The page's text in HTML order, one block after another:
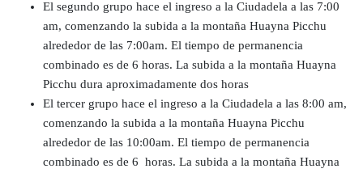
El segundo grupo hace el ingreso a la Ciudadela a las 7:00
am, comenzando la subida a la montaña Huayna Picchu
alrededor de las 7:00am. El tiempo de permanencia
combinado es de 6 horas. La subida a la montaña Huayna
Picchu dura aproximadamente dos horas
El tercer grupo hace el ingreso a la Ciudadela a las 8:00 am,
comenzando la subida a la montaña Huayna Picchu
alrededor de las 10:00am. El tiempo de permanencia
combinado es de 6 horas. La subida a la montaña Huayna